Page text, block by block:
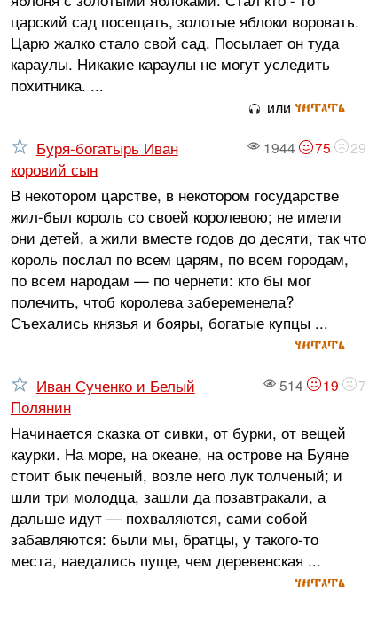
царский сад посещать, золотые яблоки воровать.
Царю жалко стало свой сад. Посылает он туда
караулы. Никакие караулы не могут уследить
похитника. ...
или читать
1944 75 29
Буря-богатырь Иван
коровий сын
В некотором царстве, в некотором государстве
жил-был король со своей королевою; не имели
они детей, а жили вместе годов до десяти, так что
король послал по всем царям, по всем городам,
по всем народам — по чернети: кто бы мог
полечить, чтоб королева забеременела?
Съехались князья и бояры, богатые купцы ...
читать
514 19 7
Иван Сученко и Белый
Полянин
Начинается сказка от сивки, от бурки, от вещей
каурки. На море, на океане, на острове на Буяне
стоит бык печеный, возле него лук толченый; и
шли три молодца, зашли да позавтракали, а
дальше идут — похваляются, сами собой
забавляются: были мы, братцы, у такого-то
места, наедались пуще, чем деревенская ...
читать